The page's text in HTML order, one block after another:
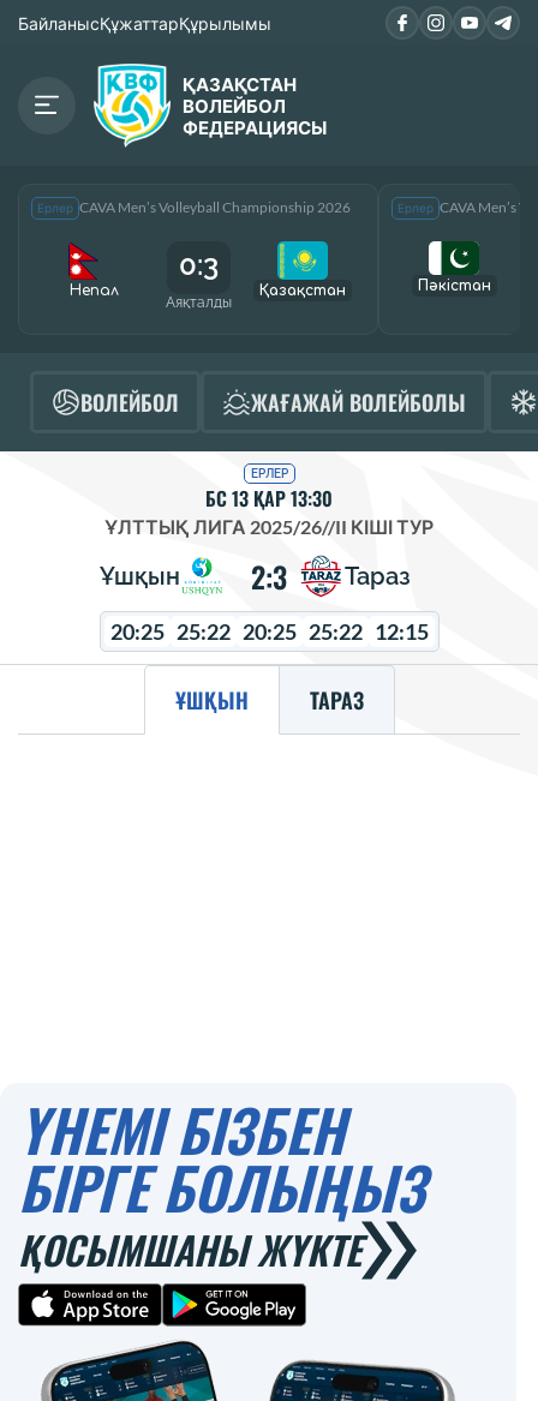
БайланысҚұжаттарҚұрылымы
ҚАЗАҚСТАН
ВОЛЕЙБОЛ
ФЕДЕРАЦИЯСЫ
Ерлер CAVA Men’s Volleyball Championship 2026
Непал
0:3
Аяқталды
Қазақcтан
Ерлер CAVA Men’s
Пәкістан
ВОЛЕЙБОЛ ЖАҒАЖАЙ ВОЛЕЙБОЛЫ
ЕРЛЕР
БС 13 ҚАР 13:30
ҰЛТТЫҚ ЛИГА 2025/26//II КІШІ ТУР
Ұшқын 2:3 Тараз
20:25 25:22 20:25 25:22 12:15
ҰШҚЫН ТАРАЗ
ҮНЕМІ БІЗБЕН
БІРГЕ БОЛЫҢЫЗ
ҚОСЫМШАНЫ ЖҮКТЕ